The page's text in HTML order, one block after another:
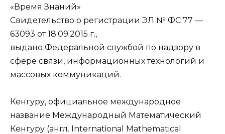
«Время Знаний»
Свидетельство о регистрации ЭЛ № ФС 77 —
63093 от 18.09.2015 г.,
выдано Федеральной службой по надзору в
сфере связи, информационных технологий и
массовых коммуникаций.
Кенгуру, официальное международное
название Международный Математический
Кенгуру (англ. International Mathematical